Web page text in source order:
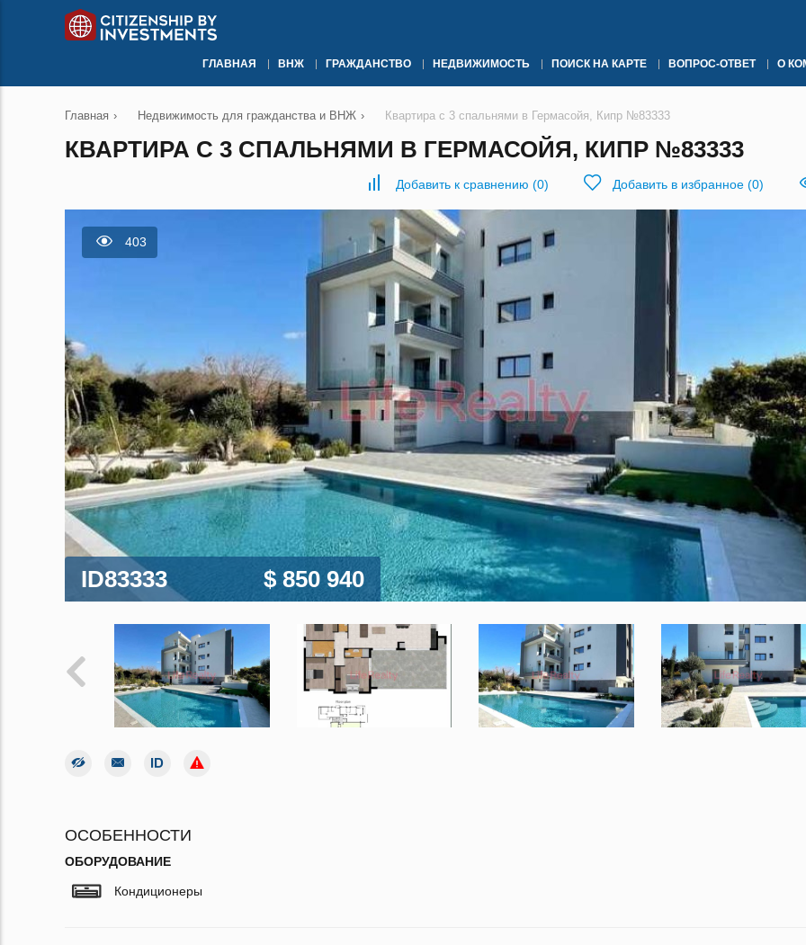
ГЛАВНАЯ ВНЖ ГРАЖДАНСТВО НЕДВИЖИМОСТЬ ПОИСК НА КАРТЕ ВОПРОС-ОТВЕТ О
Главная › Недвижимость для гражданства и ВНЖ › Квартира с 3 спальнями в Гермасойя, Кипр №83333
КВАРТИРА С 3 СПАЛЬНЯМИ В ГЕРМАСОЙЯ, КИПР №83333
Добавить к сравнению (0) Добавить в избранное (0)
403
ID83333 $ 850 940
ОСОБЕННОСТИ
ОБОРУДОВАНИЕ
Кондиционеры